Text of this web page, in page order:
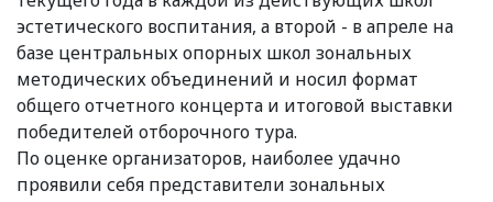
эстетического воспитания, а второй - в апреле на
базе центральных опорных школ зональных
методических объединений и носил формат
общего отчетного концерта и итоговой выставки
победителей отборочного тура.
По оценке организаторов, наиболее удачно
проявили себя представители зональных